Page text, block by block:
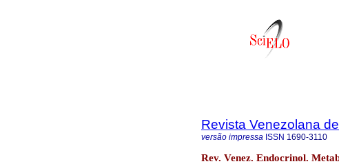
Revista Venezolana
versão impressa ISSN 1690-3110
Rev. Venez. Endocrinol.